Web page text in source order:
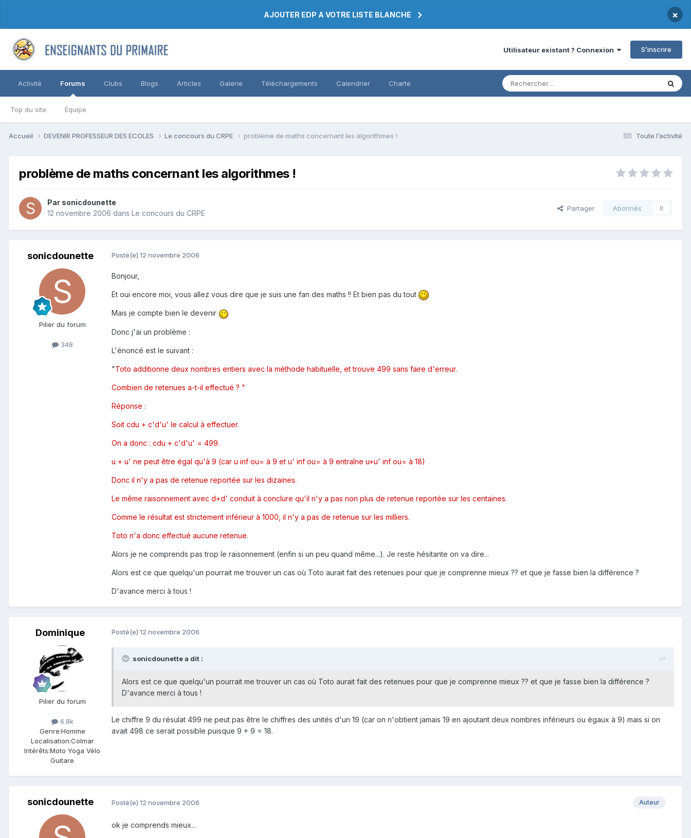
AJOUTER EDP A VOTRE LISTE BLANCHE ×
Utilisateur existant ? Connexion S’inscrire
Activité Forums
Top du site Équipe
Clubs Blogs Articles Galerie Téléchargements Calendrier Charte
Toute l’activité
Accueil DEVENIR PROFESSEUR DES ECOLES Le concours du CRPE problème de maths concernant les algorithmes !
problème de maths concernant les algorithmes !
Par sonicdounette
12 novembre 2006 dans Le concours du CRPE
Partager Abonnés 0
sonicdounette
Pilier du forum
348
Posté(e) 12 novembre 2006
Bonjour,
Et oui encore moi, vous allez vous dire que je suis une fan des maths !! Et bien pas du tout
Mais je compte bien le devenir
Donc j'ai un problème :
L'énoncé est le suivant :
"Toto additionne deux nombres entiers avec la méthode habituelle, et trouve 499 sans faire d'erreur.
Combien de retenues a-t-il effectué ? "
Réponse :
Soit cdu + c'd'u' le calcul à effectuer.
On a donc : cdu + c'd'u' = 499.
u + u' ne peut être égal qu'à 9 (car u inf ou= à 9 et u' inf ou= à 9 entraîne u+u' inf ou= à 18)
Donc il n'y a pas de retenue reportée sur les dizaines.
Le même raisonnement avec d+d' conduit à conclure qu'il n'y a pas non plus de retenue reportée sur les centaines.
Comme le résultat est strictement inférieur à 1000, il n'y a pas de retenue sur les milliers.
Toto n'a donc effectué aucune retenue.
Alors je ne comprends pas trop le raisonnement (enfin si un peu quand même...). Je reste hésitante on va dire...
Alors est ce que quelqu'un pourrait me trouver un cas où Toto aurait fait des retenues pour que je comprenne mieux ?? et que je fasse bien la différence ?
D'avance merci à tous !
Dominique
Pilier du forum
6.8k
Genre:Homme
Localisation:Colmar
Intérêts:Moto Yoga Vélo
Guitare
Posté(e) 12 novembre 2006
sonicdounette a dit :
Alors est ce que quelqu'un pourrait me trouver un cas où Toto aurait fait des retenues pour que je comprenne mieux ?? et que je fasse bien la différence ?
D'avance merci à tous !
Le chiffre 9 du résulat 499 ne peut pas être le chiffres des unités d'un 19 (car on n'obtient jamais 19 en ajoutant deux nombres inférieurs ou égaux à 9) mais si on
avait 498 ce serait possible puisque 9 + 9 = 18.
sonicdounette Auteur
Posté(e) 12 novembre 2006
ok je comprends mieux...